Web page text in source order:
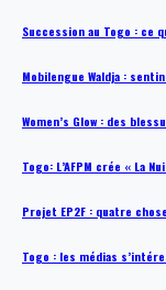
Succession au Togo : ce
Mobilengue Waldja :
Women’s Glow : des
Togo: L’AFPM crée « La
Projet EP2F : quatre
Togo : les médias